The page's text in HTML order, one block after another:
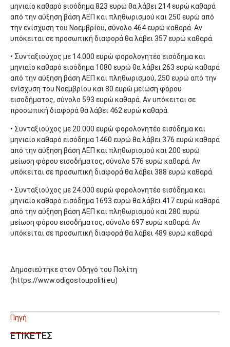
μηνιαίο καθαρό εισόδημα 823 ευρώ θα λάβει 214 ευρώ καθαρά
από την αύξηση βάση ΑΕΠ και πληθωρισμού και 250 ευρώ από
την ενίσχυση του Νοεμβρίου, σύνολο 464 ευρώ καθαρά. Αν
υπόκειται σε προσωπική διαφορά θα λάβει 357 ευρώ καθαρά.
• Συνταξιούχος με 14.000 ευρώ φορολογητέο εισόδημα και
μηνιαίο καθαρό εισόδημα 1080 ευρώ θα λάβει 263 ευρώ καθαρά
από την αύξηση βάση ΑΕΠ και πληθωρισμού, 250 ευρώ από την
ενίσχυση του Νοεμβρίου και 80 ευρώ μείωση φόρου
εισοδήματος, σύνολο 593 ευρώ καθαρά. Αν υπόκειται σε
προσωπική διαφορά θα λάβει 462 ευρώ καθαρά.
• Συνταξιούχος με 20.000 ευρώ φορολογητέο εισόδημα και
μηνιαίο καθαρό εισόδημα 1460 ευρώ θα λάβει 376 ευρώ καθαρά
από την αύξηση βάση ΑΕΠ και πληθωρισμού και 200 ευρώ
μείωση φόρου εισοδήματος, σύνολο 576 ευρώ καθαρά. Αν
υπόκειται σε προσωπική διαφορά θα λάβει 388 ευρώ καθαρά.
• Συνταξιούχος με 24.000 ευρώ φορολογητέο εισόδημα και
μηνιαίο καθαρό εισόδημα 1693 ευρώ θα λάβει 417 ευρώ καθαρά
από την αύξηση βάση ΑΕΠ και πληθωρισμού και 280 ευρώ
μείωση φόρου εισοδήματος, σύνολο 697 ευρώ καθαρά. Αν
υπόκειται σε προσωπική διαφορά θα λάβει 489 ευρώ καθαρά
Δημοσιεύτηκε στον Οδηγό του Πολίτη
(https://www.odigostoupoliti.eu)
Πηγή
ΕΤΙΚΕΤΕΣ